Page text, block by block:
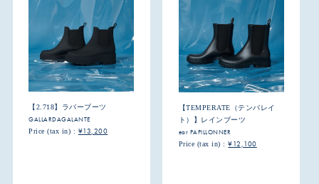
【2.718】ラバーブーツ
GALLARDAGALANTE
Price (tax in) : ¥13,200
【TEMPERATE（テンパレイ
ト）】レインブーツ
ear PAPILLONNER
Price (tax in) :¥12,100